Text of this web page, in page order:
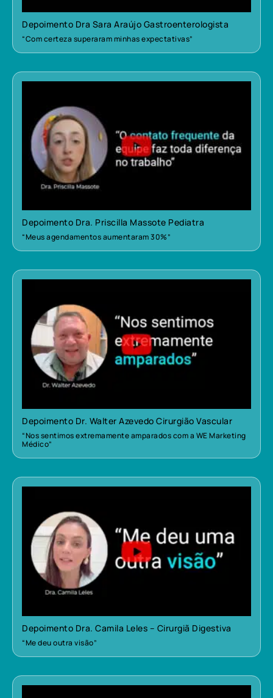
Depoimento Dra Sara Araújo Gastroenterologista
“Com certeza superaram minhas expectativas”
Depoimento Dra. Priscilla Massote Pediatra
“Meus agendamentos aumentaram 30%”
Depoimento Dr. Walter Azevedo Cirurgião Vascular
“Nos sentimos extremamente amparados com a WE Marketing
Médico”
Depoimento Dra. Camila Leles – Cirurgiã Digestiva
“Me deu outra visão”